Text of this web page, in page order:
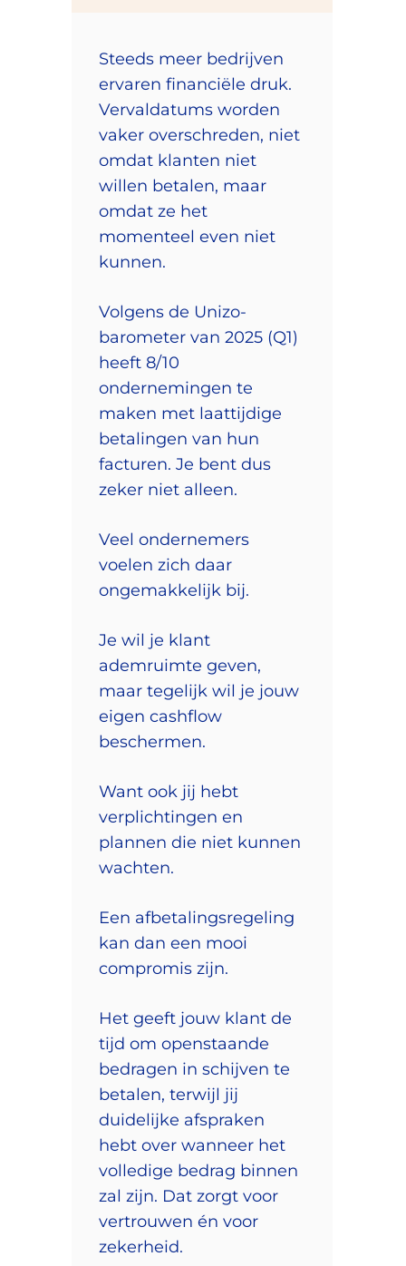
Steeds meer bedrijven
ervaren financiële druk.
Vervaldatums worden
vaker overschreden, niet
omdat klanten niet
willen betalen, maar
omdat ze het
momenteel even niet
kunnen.
Volgens de Unizo-
barometer van 2025 (Q1)
heeft 8/10
ondernemingen te
maken met laattijdige
betalingen van hun
facturen. Je bent dus
zeker niet alleen.
Veel ondernemers
voelen zich daar
ongemakkelijk bij.
Je wil je klant
ademruimte geven,
maar tegelijk wil je jouw
eigen cashflow
beschermen.
Want ook jij hebt
verplichtingen en
plannen die niet kunnen
wachten.
Een afbetalingsregeling
kan dan een mooi
compromis zijn.
Het geeft jouw klant de
tijd om openstaande
bedragen in schijven te
betalen, terwijl jij
duidelijke afspraken
hebt over wanneer het
volledige bedrag binnen
zal zijn. Dat zorgt voor
vertrouwen én voor
zekerheid.